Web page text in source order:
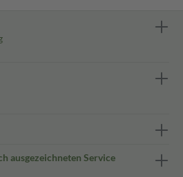
ausgezeichneten Service